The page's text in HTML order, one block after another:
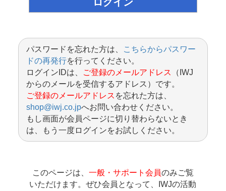
パスワードを忘れた方は、
こちらからパスワー
ドの再発行を行ってください。
ログインIDは、
ご登録のメールアドレス
（IWJ
からのメールを受信するアドレス）です。
ご登録のメールアドレス を忘れた方は、
shop@iwj.co.jpへお問い合わせください。
もし画面が会員ページに切り替わらないとき
は、もう一度ログインをお試しください。
このページは、 一般・サポート会員のみご覧
いただけます。ぜひ会員となって、IWJの活動